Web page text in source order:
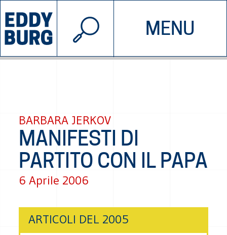
MENU
INIZIATIVE CHI SIAMO
© 2026 EDDYBURG
BARBARA JERKOV
MANIFESTI DI
PARTITO CON IL PAPA
6 Aprile 2006
ARTICOLI DEL 2005